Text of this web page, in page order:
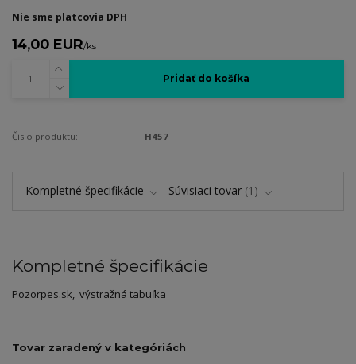
Nie sme platcovia DPH
14,00 EUR/ks
Pridať do košíka
Číslo produktu: H457
Kompletné špecifikácie Súvisiaci tovar 1
Kompletné špecifikácie
Pozorpes.sk, výstražná tabuľka
Tovar zaradený v kategóriách